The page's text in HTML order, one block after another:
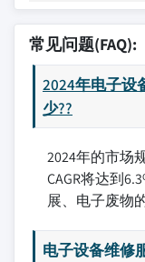
常见问题(FAQ):
2024年电子设
少??
2024年的市场
CAGR将达到
展、电子废物
电子设备维修